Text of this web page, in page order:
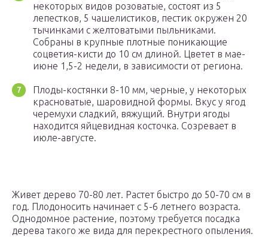
некоторых видов розоватые, состоят из 5
лепестков, 5 чашелистиков, пестик окружен 20
тычинками с желтоватыми пыльниками.
Собраны в крупные плотные поникающие
соцветия-кисти до 10 см длиной. Цветет в мае-
июне 1,5-2 недели, в зависимости от региона.
Плоды-костянки 8-10 мм, черные, у некоторых
красноватые, шаровидной формы. Вкус у ягод
черемухи сладкий, вяжущий. Внутри ягоды
находится яйцевидная косточка. Созревает в
июле-августе.
Живет дерево 70-80 лет. Растет быстро до 50-70 см в
год. Плодоносить начинает с 5-6 летнего возраста.
Однодомное растение, поэтому требуется посадка
дерева такого же вида для перекрестного опыления.